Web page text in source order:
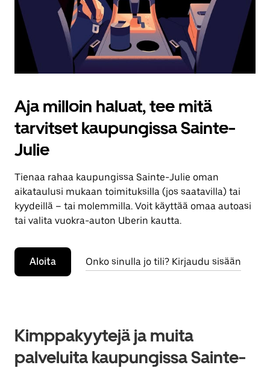
Aja milloin haluat, tee mitä
tarvitset kaupungissa Sainte-
Julie
Tienaa rahaa kaupungissa Sainte-Julie oman
aikataulusi mukaan toimituksilla (jos saatavilla) tai
kyydeillä – tai molemmilla. Voit käyttää omaa autoasi
tai valita vuokra-auton Uberin kautta.
Aloita Onko sinulla jo tili? Kirjaudu sisään
Kimppakyytejä ja muita
palveluita kaupungissa Sainte-